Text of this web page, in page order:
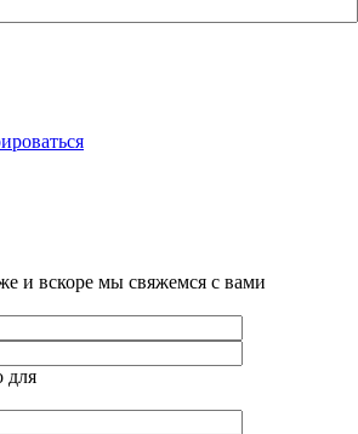
и вскоре мы свяжемся с вами
для